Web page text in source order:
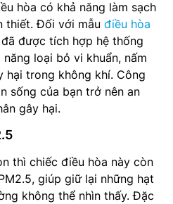
hòa có khả năng làm sạch
thiết. Đối với mẫu điều hòa
được tích hợp hệ thống
loại bỏ vi khuẩn, nấm
hại trong không khí. Công
sống của bạn trở nên an
gây hại.
thì chiếc điều hòa này còn
giúp giữ lại những hạt
không thể nhìn thấy. Đặc